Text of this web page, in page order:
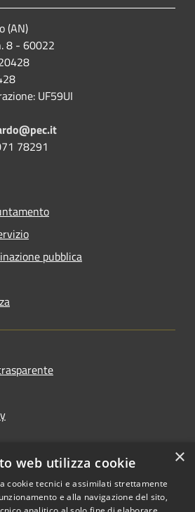
(AN)
8 - 60022
UF59UI
78291
pubblica
×
web utilizza cookie
cookie tecnici e assimilati strettamente
e alla navigazione del sito,